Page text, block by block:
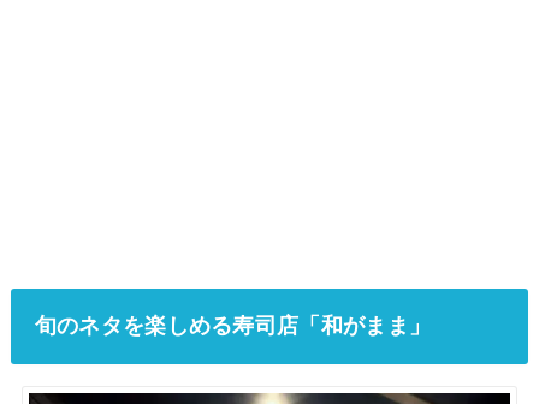
旬のネタを楽しめる寿司店「和がまま」